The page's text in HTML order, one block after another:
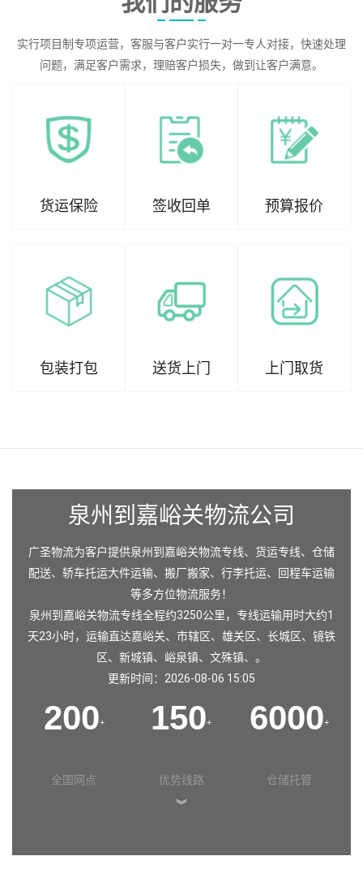
实行项目制专项运营，客服与客户实行一对一专人对接，快速处理
问题，满足客户需求，理赔客户损失，做到让客户满意。
货运保险 签收回单 预算报价
包装打包 送货上门 上门取货
泉州到嘉峪关物流公司
广圣物流为客户提供泉州到嘉峪关物流专线、货运专线、仓储
配送、轿车托运大件运输、搬厂搬家、行李托运、回程车运输
等多方位物流服务！
泉州到嘉峪关物流专线全程约3250公里，专线运输用时大约1
天23小时，运输直达嘉峪关、 市辖区、 雄关区、 长城区、 镜铁
区、 新城镇、 峪泉镇、 文殊镇、。
更新时间：2026-08-06 15:05
200+
全国网点
150+
优势线路
6000+
仓储托管
︾